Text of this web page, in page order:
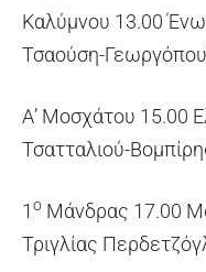
Καλύμνου 13.00
Τσαούση-
Α’ Μοσχάτου 15.00
Τσατταλιού-
1 ο Μάνδρας 17.00
Τριγλίας